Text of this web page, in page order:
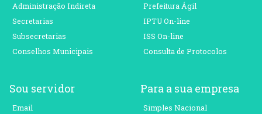
Administração Indireta
Secretarias
Subsecretarias
Conselhos Municipais
Prefeitura Ágil
IPTU On-line
ISS On-line
Consulta de Protocolos
Sou servidor
Email
Para a sua empresa
Simples Nacional